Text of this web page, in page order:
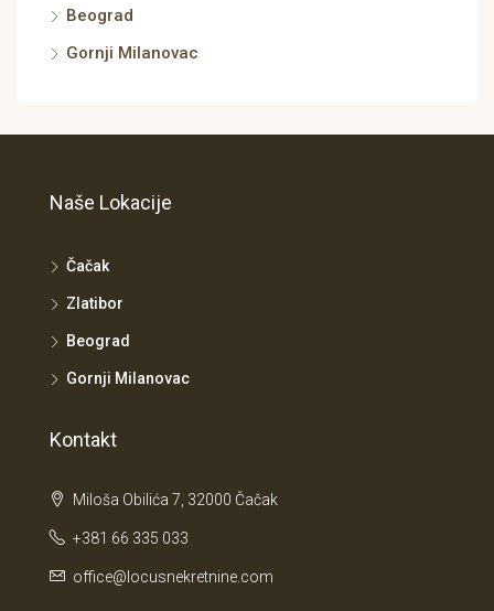
Beograd
Gornji Milanovac
Naše Lokacije
Čačak
Zlatibor
Beograd
Gornji Milanovac
Kontakt
Miloša Obilića 7, 32000 Čačak
+381 66 335 033
office@locusnekretnine.com